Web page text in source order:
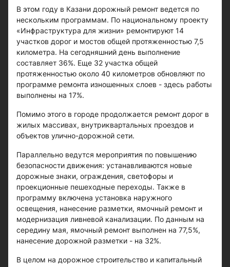
В этом году в Казани дорожный ремонт ведется по
нескольким программам. По национальному проекту
«Инфраструктура для жизни» ремонтируют 14
участков дорог и мостов общей протяженностью 7,5
километра. На сегодняшний день выполнение
составляет 36%. Еще 32 участка общей
протяженностью около 40 километров обновляют по
программе ремонта изношенных слоев - здесь работы
выполнены на 17%.
Помимо этого в городе продолжается ремонт дорог в
жилых массивах, внутриквартальных проездов и
объектов улично-дорожной сети.
Параллельно ведутся мероприятия по повышению
безопасности движения: устанавливаются новые
дорожные знаки, ограждения, светофоры и
проекционные пешеходные переходы. Также в
программу включена установка наружного
освещения, нанесение разметки, ямочный ремонт и
модернизация ливневой канализации. По данным на
середину мая, ямочный ремонт выполнен на 77,5%,
нанесение дорожной разметки - на 32%.
В целом на дорожное строительство и капитальный